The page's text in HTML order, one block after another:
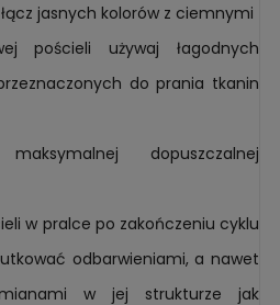
jasnych kolorów z ciemnymi
pościeli używaj łagodnych
do prania tkanin
dopuszczalnej
w pralce po zakończeniu cyklu
odbarwieniami, a nawet
w jej strukturze jak